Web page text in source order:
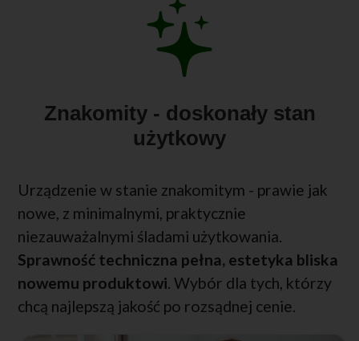
Znakomity - doskonały stan
użytkowy
Urządzenie w stanie znakomitym - prawie jak
nowe, z minimalnymi, praktycznie
niezauważalnymi śladami użytkowania.
Sprawność techniczna pełna, estetyka bliska
nowemu produktowi. Wybór dla tych, którzy
chcą najlepszą jakość po rozsądnej cenie.